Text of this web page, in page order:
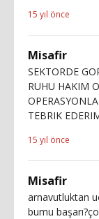
15 yıl önce
Misafir
SEKTORDE
RUHU HAKIM
TEBRIK
15 yıl önce
Misafir
arnavutluktan
bumu